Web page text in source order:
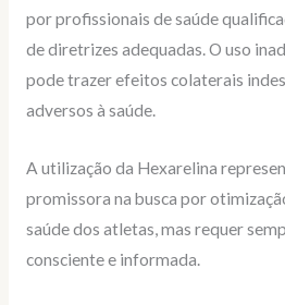
por profissionais de saúde
de diretrizes adequadas. O uso
pode trazer efeitos colaterais
adversos à saúde.
A utilização da Hexarelina
promissora na busca por
saúde dos atletas, mas requer
consciente e informada.